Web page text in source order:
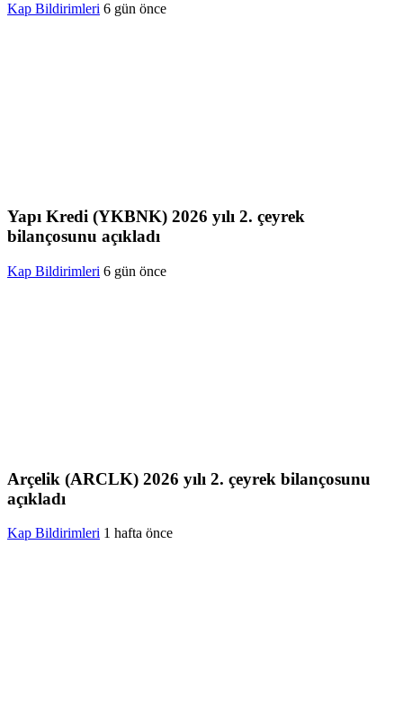
Kap Bildirimleri 6 gün önce
Yapı Kredi (YKBNK) 2026 yılı 2. çeyrek
bilançosunu açıkladı
Kap Bildirimleri 6 gün önce
Arçelik (ARCLK) 2026 yılı 2. çeyrek bilançosunu
açıkladı
Kap Bildirimleri 1 hafta önce